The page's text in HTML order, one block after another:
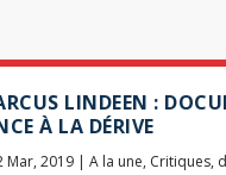
LINDEEN :
À LA DÉRIVE
Mar, 2019| A la une, Critiques,